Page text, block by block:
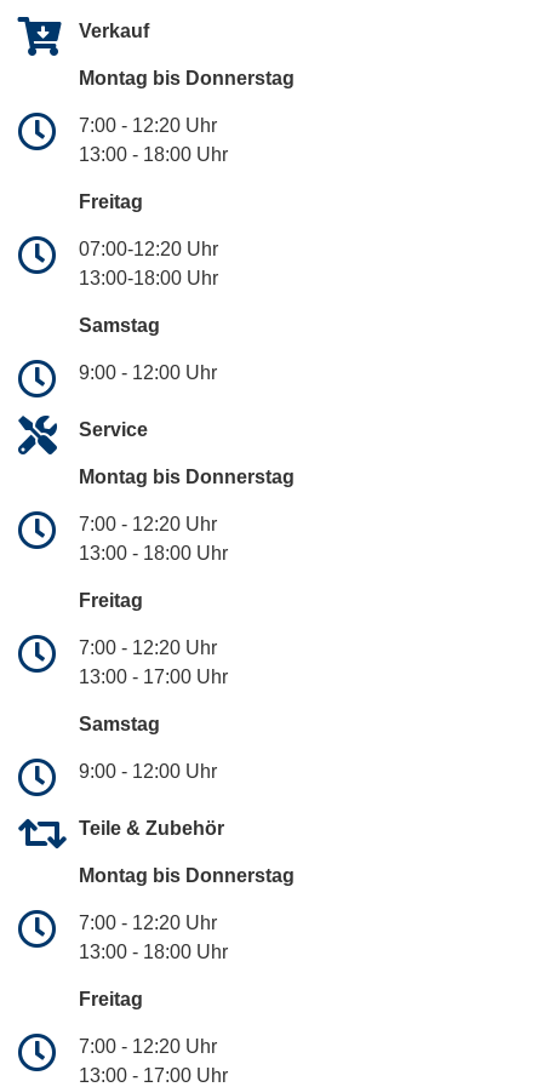
Verkauf
Montag bis Donnerstag
7:00 - 12:20 Uhr
13:00 - 18:00 Uhr
Freitag
07:00-12:20 Uhr
13:00-18:00 Uhr
Samstag
9:00 - 12:00 Uhr
Service
Montag bis Donnerstag
7:00 - 12:20 Uhr
13:00 - 18:00 Uhr
Freitag
7:00 - 12:20 Uhr
13:00 - 17:00 Uhr
Samstag
9:00 - 12:00 Uhr
Teile & Zubehör
Montag bis Donnerstag
7:00 - 12:20 Uhr
13:00 - 18:00 Uhr
Freitag
7:00 - 12:20 Uhr
13:00 - 17:00 Uhr